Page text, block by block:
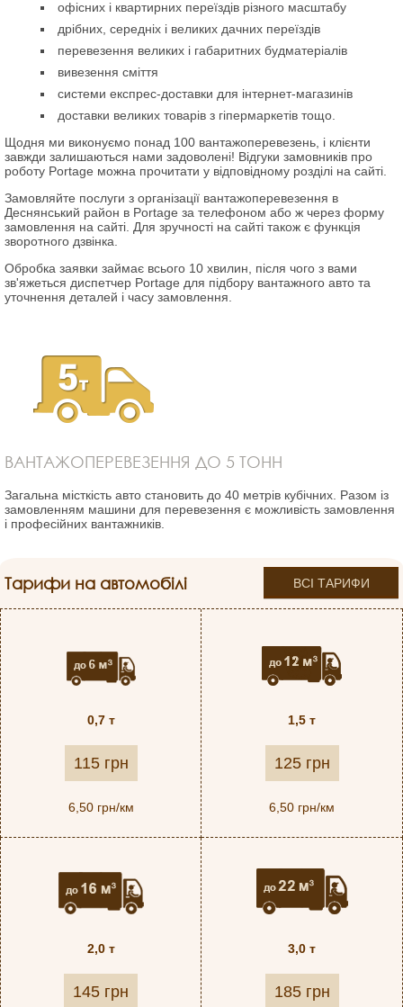
офісних і квартирних переїздів різного масштабу
дрібних, середніх і великих дачних переїздів
перевезення великих і габаритних будматеріалів
вивезення сміття
системи експрес-доставки для інтернет-магазинів
доставки великих товарів з гіпермаркетів тощо.
Щодня ми виконуємо понад 100 вантажоперевезень, і клієнти
завжди залишаються нами задоволені! Відгуки замовників про
роботу Portage можна прочитати у відповідному розділі на сайті.
Замовляйте послуги з організації вантажоперевезення в
Деснянський район в Portage за телефоном або ж через форму
замовлення на сайті. Для зручності на сайті також є функція
зворотного дзвінка.
Обробка заявки займає всього 10 хвилин, після чого з вами
зв'яжеться диспетчер Portage для підбору вантажного авто та
уточнення деталей і часу замовлення.
ВАНТАЖОПЕРЕВЕЗЕННЯ ДО 5 ТОНН
Загальна місткість авто становить до 40 метрів кубічних. Разом із
замовленням машини для перевезення є можливість замовлення
і професійних вантажників.
Тарифи на автомобілі ВСІ ТАРИФИ
0,7 т
115 грн
6,50 грн/км
1,5 т
125 грн
6,50 грн/км
2,0 т
145 грн
3,0 т
185 грн